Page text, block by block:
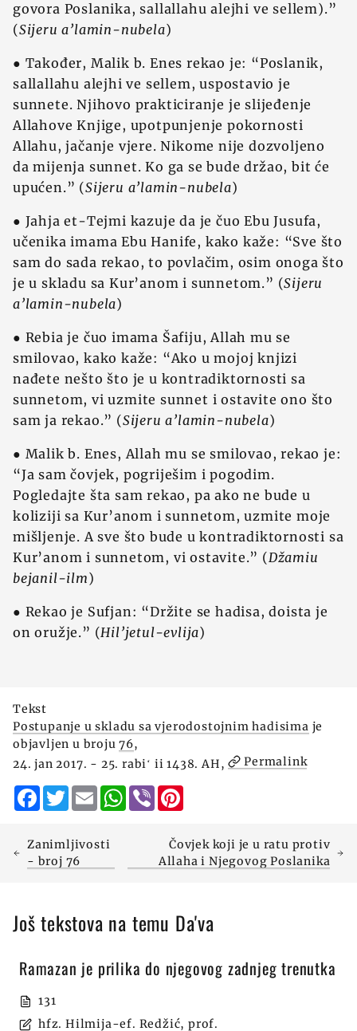
govora Poslanika, sallallahu alejhi ve sellem).”
(Sijeru a’lamin-nubela)
● Također, Malik b. Enes rekao je: “Poslanik,
sallallahu alejhi ve sellem, uspostavio je
sunnete. Njihovo prakticiranje je slijeđenje
Allahove Knjige, upotpunjenje pokornosti
Allahu, jačanje vjere. Nikome nije dozvoljeno
da mijenja sunnet. Ko ga se bude držao, bit će
upućen.” (Sijeru a’lamin-nubela)
● Jahja et-Tejmi kazuje da je čuo Ebu Jusufa,
učenika imama Ebu Hanife, kako kaže: “Sve što
sam do sada rekao, to povlačim, osim onoga što
je u skladu sa Kur’anom i sunnetom.” (Sijeru
a’lamin-nubela)
● Rebia je čuo imama Šafiju, Allah mu se
smilovao, kako kaže: “Ako u mojoj knjizi
nađete nešto što je u kontradiktornosti sa
sunnetom, vi uzmite sunnet i ostavite ono što
sam ja rekao.” (Sijeru a’lamin-nubela)
● Malik b. Enes, Allah mu se smilovao, rekao je:
“Ja sam čovjek, pogriješim i pogodim.
Pogledajte šta sam rekao, pa ako ne bude u
koliziji sa Kur’anom i sunnetom, uzmite moje
mišljenje. A sve što bude u kontradiktornosti sa
Kur’anom i sunnetom, vi ostavite.” (Džamiu
bejanil-ilm)
● Rekao je Sufjan: “Držite se hadisa, doista je
on oružje.” (Hil’jetul-evlija)
Tekst
Postupanje u skladu sa vjerodostojnim hadisima je
objavljen u broju76,
24. jan 2017. - 25. rabiʻ ii 1438. AH,
Permalink
Facebook
TwitterEmailWhatsApp
Viber
Zanimljivosti
- broj 76
Čovjek koji je u ratu protiv
Allaha i Njegovog Poslanika
Još tekstova na temu Da'va
Ramazan je prilika do njegovog zadnjeg trenutka
131
hfz. Hilmija-ef. Redžić, prof.